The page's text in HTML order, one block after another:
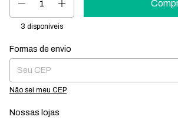
3 disponíveis
Entregas para o CEP:
Formas de envio
Não sei meu CEP
Nossas lojas